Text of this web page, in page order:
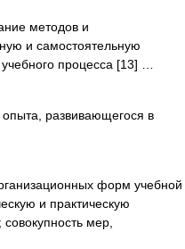
методов и
и самостоятельную
процесса [13] …
развивающегося в
форм учебной
и практическую
мер,